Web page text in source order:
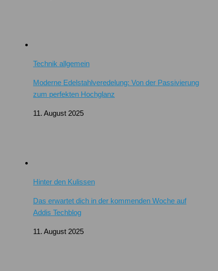
Technik allgemein
Moderne Edelstahlveredelung: Von der Passivierung
zum perfekten Hochglanz
11. August 2025
Hinter den Kulissen
Das erwartet dich in der kommenden Woche auf
Addis Techblog
11. August 2025